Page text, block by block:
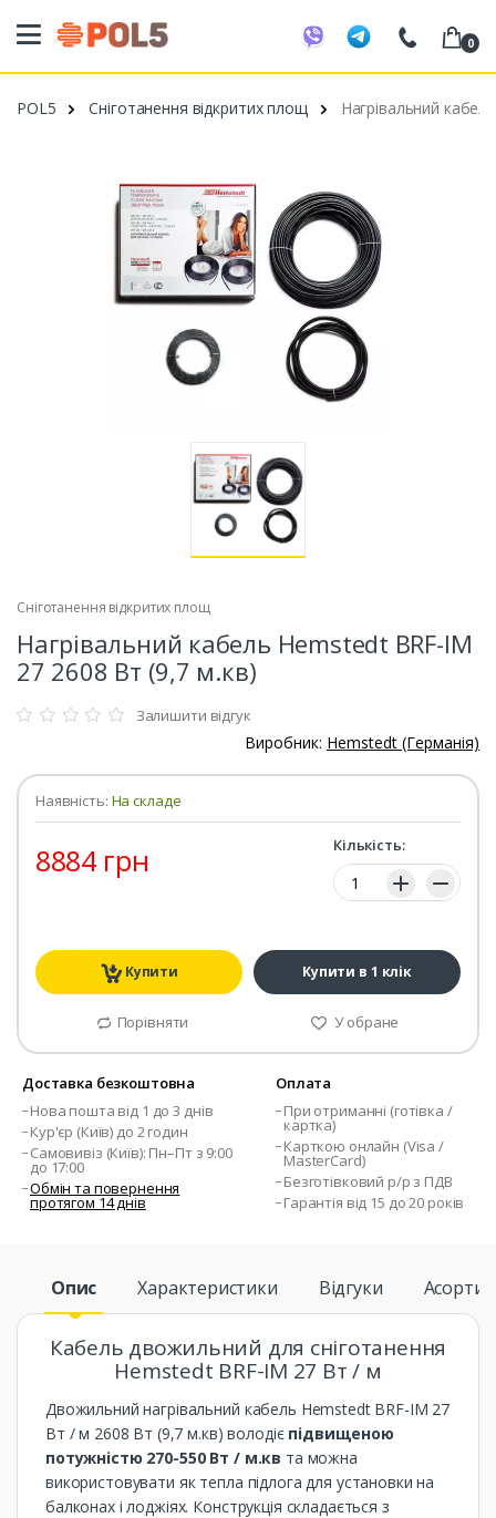
098 20 52 818
099 53 43 210
0
POL5 Сніготанення відкритих площ Нагрівальний
Сніготанення відкритих площ
Нагрівальний кабель Hemstedt BRF-IM
27 2608 Вт (9,7 м.кв)
Залишити відгук
Виробник: Hemstedt (Германія)
Наявність: На складе
8884 грн Кількість:
Кількість:
Купити Купити в 1 клік
Порівняти У обране
Доставка безкоштовна
Нова пошта від 1 до 3 днів
Кур'єр (Київ) до 2 годин
Самовивіз (Київ): Пн–Пт з 9:00
до 17:00
Обмін та повернення
протягом 14 днів
Оплата
При отриманні (готівка /
картка)
Карткою онлайн (Visa /
MasterCard)
Безготівковий р/р з ПДВ
Гарантія від 15 до 20 років
Опис Характеристики Відгуки
Кабель двожильний для сніготанення
Hemstedt BRF-IM 27 Вт / м
Двожильний нагрівальний кабель Hemstedt BRF-IM 27
Вт / м 2608 Вт (9,7 м.кв) володіє підвищеною
потужністю 270-550 Вт / м.кв та можна
використовувати як тепла підлога для установки на
балконах і лоджіях. Конструкція складається з